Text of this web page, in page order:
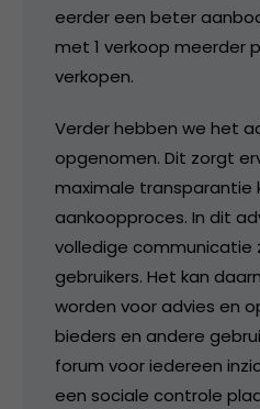
eerder een beter
met 1 verkoop meerder
verkopen.
Verder hebben we het
opgenomen. Dit zorgt
maximale transparantie
aankoopproces. In dit
volledige communicatie
gebruikers. Het kan
worden voor advies en
bieders en andere
forum voor iedereen
een sociale controle